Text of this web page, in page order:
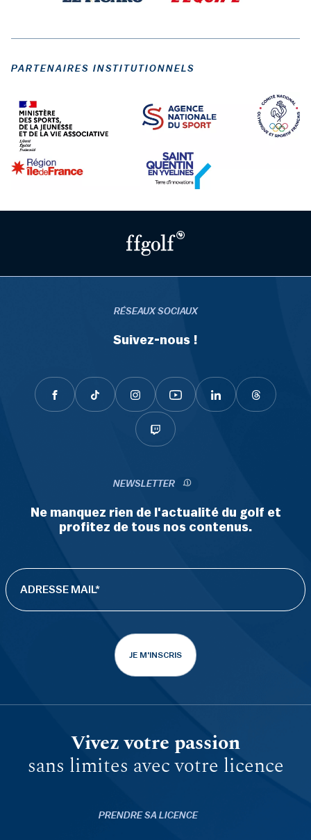
PARTENAIRES INSTITUTIONNELS
RÉSEAUX SOCIAUX
Suivez-nous !
NEWSLETTER
Ne manquez rien de l'actualité du golf et
profitez de tous nos contenus.
JE M'INSCRIS
Vivez votre passion
sans limites avec votre licence
PRENDRE SA LICENCE